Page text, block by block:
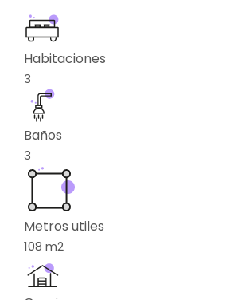
Habitaciones
3
Baños
3
Metros utiles
108 m2